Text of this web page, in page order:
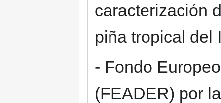
caracterización
piña tropical del
- Fondo
(FEADER) por